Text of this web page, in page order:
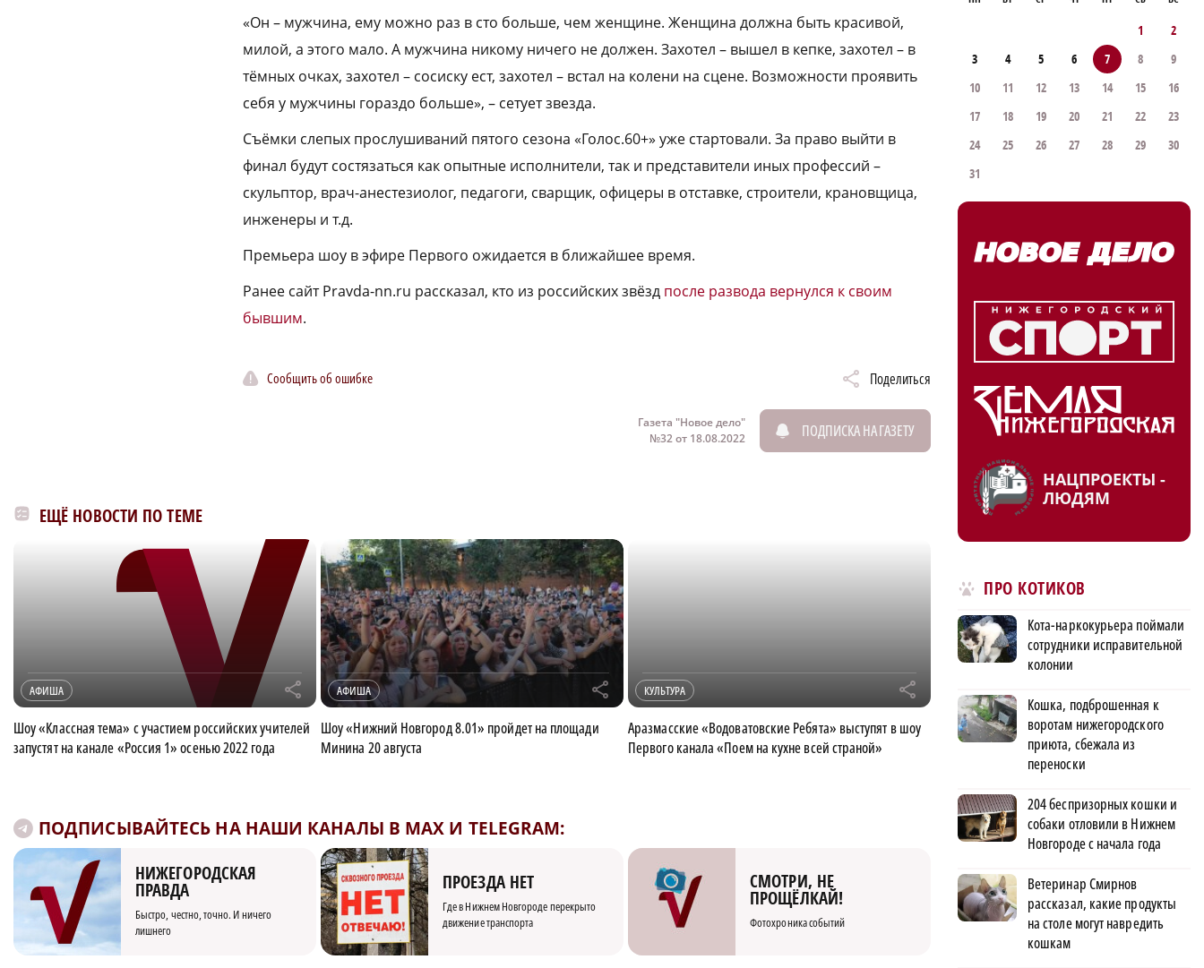
«Он – мужчина, ему можно раз в сто больше, чем женщине. Женщина должна быть красивой,
милой, а этого мало. А мужчина никому ничего не должен. Захотел – вышел в кепке, захотел – в
тёмных очках, захотел – сосиску ест, захотел – встал на колени на сцене. Возможности проявить
себя у мужчины гораздо больше», – сетует звезда.
Съёмки слепых прослушиваний пятого сезона «Голос.60+» уже стартовали. За право выйти в
финал будут состязаться как опытные исполнители, так и представители иных профессий –
скульптор, врач-анестезиолог, педагоги, сварщик, офицеры в отставке, строители, крановщица,
инженеры и т.д.
Премьера шоу в эфире Первого ожидается в ближайшее время.
Ранее сайт Pravda-nn.ru рассказал, кто из российских звёзд после развода вернулся к своим
бывшим.
Сообщить об ошибке Поделиться
Газета "Новое дело"
№32 от 18.08.2022
ПОДПИСКА НА ГАЗЕТУ
ЕЩЁ НОВОСТИ ПО ТЕМЕ
АФИША r
Шоу «Классная тема» с участием российских учителей
запустят на канале «Россия 1» осенью 2022 года
АФИША r
Шоу «Нижний Новгород 8.01» пройдет на площади
Минина 20 августа
КУЛЬТУРА r
Аразмасские «Водоватовские Ребята» выступят в шоу
Первого канала «Поем на кухне всей страной»
ПОДПИСЫВАЙТЕСЬ НА НАШИ КАНАЛЫ В MAX И TELEGRAM:
НИЖЕГОРОДСКАЯ
ПРАВДА
Быстро, честно, точно. И ничего
лишнего
ПРОЕЗДА НЕТ
Где в Нижнем Новгороде перекрыто
движение транспорта
СМОТРИ, НЕ
ПРОЩЁЛКАЙ!
Фотохроника событий
1
2
3
4 5 6 7 8
9
10
11 12 13 14 15
16
17
18 19 20 21 22
23
24
25 26 27 28 29
30
31
НАЦПРОЕКТЫ -
ЛЮДЯМ
ПРО КОТИКОВ
Кота-наркокурьера поймали
сотрудники исправительной
колонии
Кошка, подброшенная к
воротам нижегородского
приюта, сбежала из
переноски
204 беспризорных кошки и
собаки отловили в Нижнем
Новгороде с начала года
Ветеринар Смирнов
рассказал, какие продукты
на столе могут навредить
кошкам